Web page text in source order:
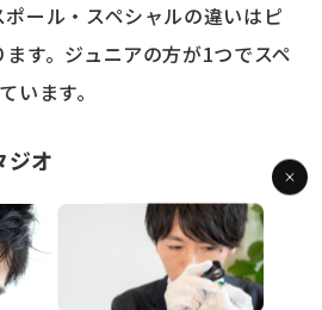
ール・スペシャルの違いはピ
す。ジュニアの方が1つでスペ
います。
オ